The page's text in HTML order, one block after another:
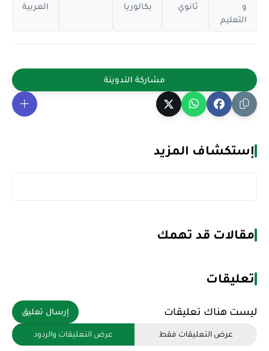
و
التعليم
ثانوي
بكالوريا
العربية
إستكشاف المزيد
مقالات قد تهمك
تعليقات
ليست هناك تعليقات إرسال تعليق
عرض التعليقات فقط عرض التعليقات والردود